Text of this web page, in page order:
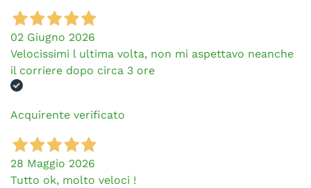
02 Giugno 2026
Velocissimi l ultima volta, non mi aspettavo neanche
il corriere dopo circa 3 ore
Acquirente verificato
28 Maggio 2026
Tutto ok, molto veloci !